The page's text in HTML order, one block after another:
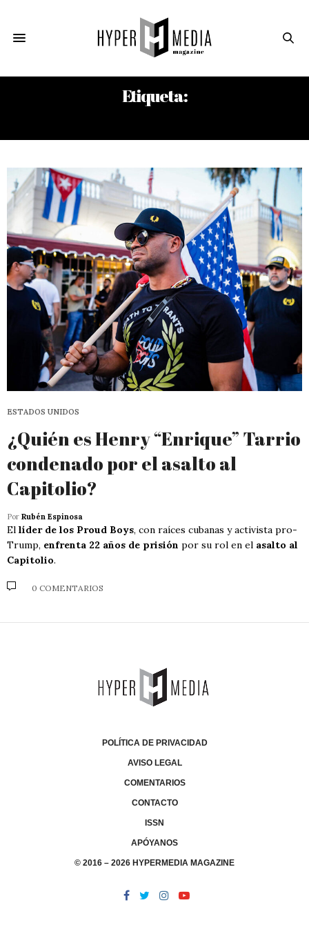
Etiqueta:
ESTADOS UNIDOS
¿Quién es Henry “Enrique” Tarrio
condenado por el asalto al
Capitolio?
Por Rubén Espinosa
El líder de los Proud Boys, con raíces cubanas y activista pro-
Trump, enfrenta 22 años de prisión por su rol en el asalto al
Capitolio.
0 COMENTARIOS
POLÍTICA DE PRIVACIDAD
AVISO LEGAL
COMENTARIOS
CONTACTO
ISSN
APÓYANOS
© 2016 – 2026 HYPERMEDIA MAGAZINE